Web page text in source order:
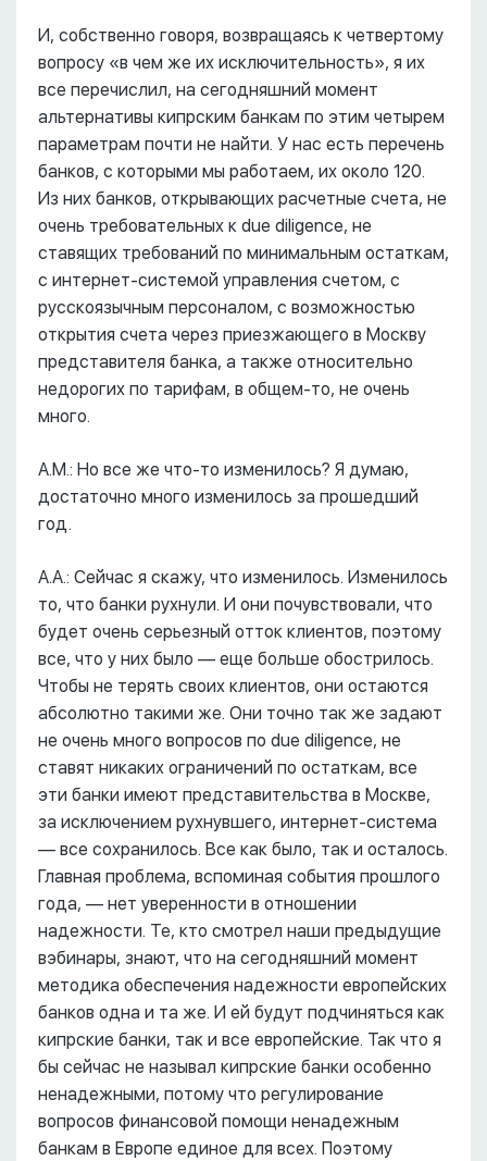
И, собственно говоря, возвращаясь к четвертому
вопросу «в чем же их исключительность», я их
все перечислил, на сегодняшний момент
альтернативы кипрским банкам по этим четырем
параметрам почти не найти. У нас есть перечень
банков, с которыми мы работаем, их около 120.
Из них банков, открывающих расчетные счета, не
очень требовательных к due diligence, не
ставящих требований по минимальным остаткам,
с интернет-системой управления счетом, с
русскоязычным персоналом, с возможностью
открытия счета через приезжающего в Москву
представителя банка, а также относительно
недорогих по тарифам, в общем-то, не очень
много.
А.М.: Но все же что-то изменилось? Я думаю,
достаточно много изменилось за прошедший
год.
А.А.: Сейчас я скажу, что изменилось. Изменилось
то, что банки рухнули. И они почувствовали, что
будет очень серьезный отток клиентов, поэтому
все, что у них было –– еще больше обострилось.
Чтобы не терять своих клиентов, они остаются
абсолютно такими же. Они точно так же задают
не очень много вопросов по due diligence, не
ставят никаких ограничений по остаткам, все
эти банки имеют представительства в Москве,
за исключением рухнувшего, интернет-система
–– все сохранилось. Все как было, так и осталось.
Главная проблема, вспоминая события прошлого
года, –– нет уверенности в отношении
надежности. Те, кто смотрел наши предыдущие
вэбинары, знают, что на сегодняшний момент
методика обеспечения надежности европейских
банков одна и та же. И ей будут подчиняться как
кипрские банки, так и все европейские. Так что я
бы сейчас не называл кипрские банки особенно
ненадежными, потому что регулирование
вопросов финансовой помощи ненадежным
банкам в Европе единое для всех. Поэтому